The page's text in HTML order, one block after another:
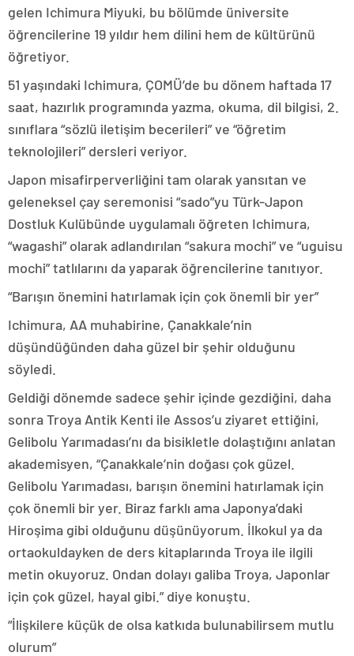
gelen Ichimura Miyuki, bu bölümde üniversite
öğrencilerine 19 yıldır hem dilini hem de kültürünü
öğretiyor.
51 yaşındaki Ichimura, ÇOMÜ’de bu dönem haftada 17
saat, hazırlık programında yazma, okuma, dil bilgisi, 2.
sınıflara “sözlü iletişim becerileri” ve “öğretim
teknolojileri” dersleri veriyor.
Japon misafirperverliğini tam olarak yansıtan ve
geleneksel çay seremonisi “sado”yu Türk-Japon
Dostluk Kulübünde uygulamalı öğreten Ichimura,
“wagashi” olarak adlandırılan “sakura mochi” ve “uguisu
mochi” tatlılarını da yaparak öğrencilerine tanıtıyor.
“Barışın önemini hatırlamak için çok önemli bir yer”
Ichimura, AA muhabirine, Çanakkale’nin
düşündüğünden daha güzel bir şehir olduğunu
söyledi.
Geldiği dönemde sadece şehir içinde gezdiğini, daha
sonra Troya Antik Kenti ile Assos’u ziyaret ettiğini,
Gelibolu Yarımadası’nı da bisikletle dolaştığını anlatan
akademisyen, “Çanakkale’nin doğası çok güzel.
Gelibolu Yarımadası, barışın önemini hatırlamak için
çok önemli bir yer. Biraz farklı ama Japonya’daki
Hiroşima gibi olduğunu düşünüyorum. İlkokul ya da
ortaokuldayken de ders kitaplarında Troya ile ilgili
metin okuyoruz. Ondan dolayı galiba Troya, Japonlar
için çok güzel, hayal gibi.” diye konuştu.
“İlişkilere küçük de olsa katkıda bulunabilirsem mutlu
olurum”